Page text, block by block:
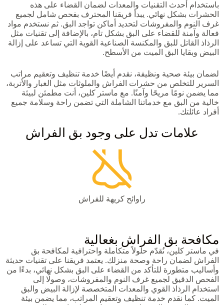
باستخدام أحدث التقنيات والمعدات لضمان القضاء على هذه
الحشرات بشكل نهائي. يبدأ فريقنا المحترف بفحص شامل لجميع
غرف النوم والمفروشات لتحديد أماكن تواجد البق. ثم نستخدم مواد
فعالة وآمنة للقضاء على البق بشكل تام، بالإضافة إلى تقنيات مثل
الرذاذ القاتل للبق والمكنسة الصناعية القوية التي تساعد على إزالة
البيض وبقايا البق الميت من الأسطح.
لضمان بيئة صحية ونظيفة، نقدم أيضًا خدمة تنظيف وتعقيم مراتب
السرير للتخلص من حشرات الفراش والملوثات مثل الغبار والأتربة،
مما يضمن نومًا مريحًا وآمنًا. مع ماستر كلين، أنت مطمئن لبيئة
خالية من البق مع خدماتنا الشاملة التي تضمن راحة وسلامة جميع
أفراد عائلتك.
علامات تدل على وجود بق الفراش
راوائح كريهة للفراش
مكافحة بق الفراش بغعالية
في ماستر كلين، نُقدّم حلولاً متكاملة واحترافية لمكافحة بق
الفراش لضمان راحة وصحة منزلك. يعتمد فريقنا على تقنيات حديثة
وأساليب متطورة للتأكد من القضاء على البق بشكل نهائي، بدءًا من
الفحص الدقيق لجميع غرف النوم والمفروشات، وصولًا إلى
استخدام الرذاذ القوي والمعدات المتخصصة لإزالة البيض والبق
الميت. كما نقدم خدمة تنظيف وتعقيم المراتب، مما يضمن بيئة